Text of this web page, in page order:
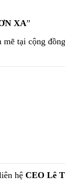
XA”
mẽ tại cộng
hệCEO Lê